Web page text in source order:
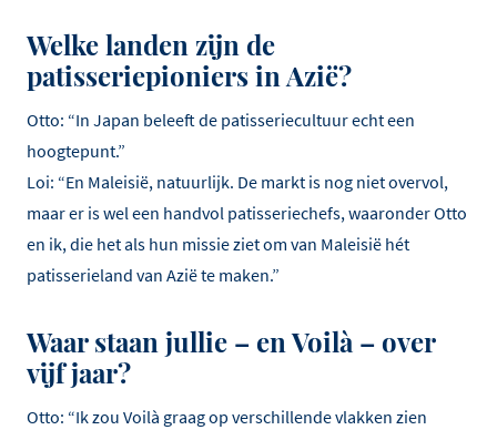
Welke landen zijn de
patisseriepioniers in Azië?
Otto: “In Japan beleeft de patisseriecultuur echt een
hoogtepunt.”
Loi: “En Maleisië, natuurlijk. De markt is nog niet overvol,
maar er is wel een handvol patisseriechefs, waaronder Otto
en ik, die het als hun missie ziet om van Maleisië hét
patisserieland van Azië te maken.”
Waar staan jullie – en Voilà – over
vijf jaar?
Otto: “Ik zou Voilà graag op verschillende vlakken zien